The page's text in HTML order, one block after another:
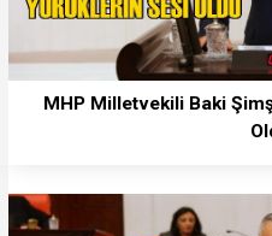
MHP Milletvekili Baki